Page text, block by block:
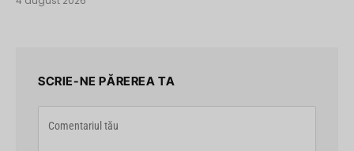
SCRIE-NE PĂREREA TA